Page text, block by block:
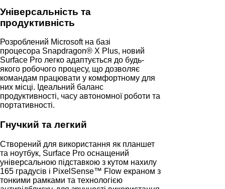
Універсальність та
продуктивність
Розроблений Microsoft на базі
процесора Snapdragon® X Plus, новий
Surface Pro легко адаптується до будь-
якого робочого процесу, що дозволяє
командам працювати у комфортному для
них місці. Ідеальний баланс
продуктивності, часу автономної роботи та
портативності.
Гнучкий та легкий
Створений для використання як планшет
та ноутбук, Surface Pro оснащений
універсальною підставкою з кутом нахилу
165 градусів і PixelSense™ Flow екраном з
тонкими рамками та технологією